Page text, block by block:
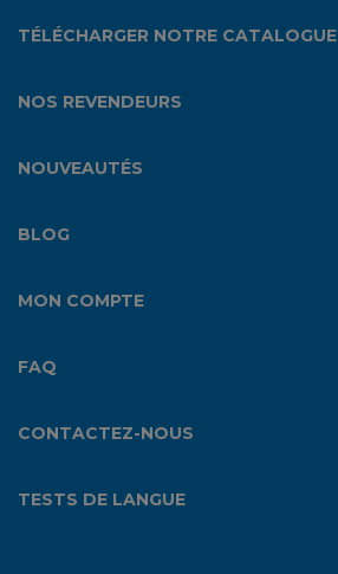
TÉLÉCHARGER NOTRE CATALOGUE
NOS REVENDEURS
NOUVEAUTÉS
BLOG
MON COMPTE
FAQ
CONTACTEZ-NOUS
TESTS DE LANGUE